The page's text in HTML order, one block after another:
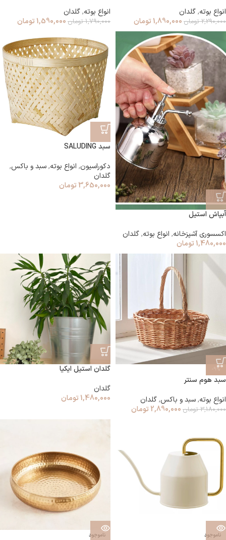
انواع بوته,گلدان
2,290,000 تومان 1,890,000 تومان
انواع بوته,گلدان
1,790,000 تومان 1,590,000 تومان
آبپاش استیل
اکسسوری آشپزخانه, انواع بوته,گلدان
1,480,000 تومان
سبد SALUDING
دکوراسیون, انواع بوته,سبد و باکس,
گلدان
3,650,000 تومان
-9%
سبد هوم سنتر
انواع بوته,سبد و باکس,گلدان
3,180,000 تومان 2,890,000 تومان
گلدان استیل ایکیا
گلدان
1,480,000 تومان
ناموجود ناموجود